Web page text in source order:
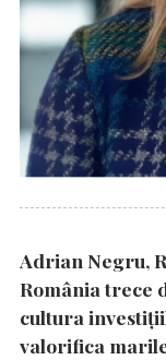
Adrian Negru,
România trece
cultura
valorifica